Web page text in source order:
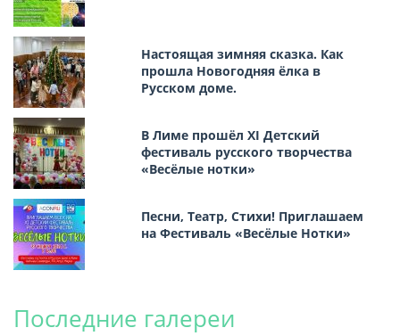
Настоящая зимняя сказка. Как
прошла Новогодняя ёлка в
Русском доме.
В Лиме прошёл XI Детский
фестиваль русского творчества
«Весёлые нотки»
Песни, Театр, Стихи! Приглашаем
на Фестиваль «Весёлые Нотки»
Последние галереи